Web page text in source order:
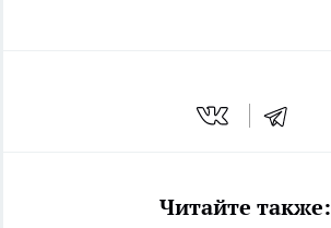
Читайте также: